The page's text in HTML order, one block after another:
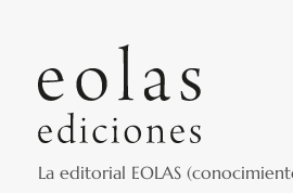
La editorial EOLAS